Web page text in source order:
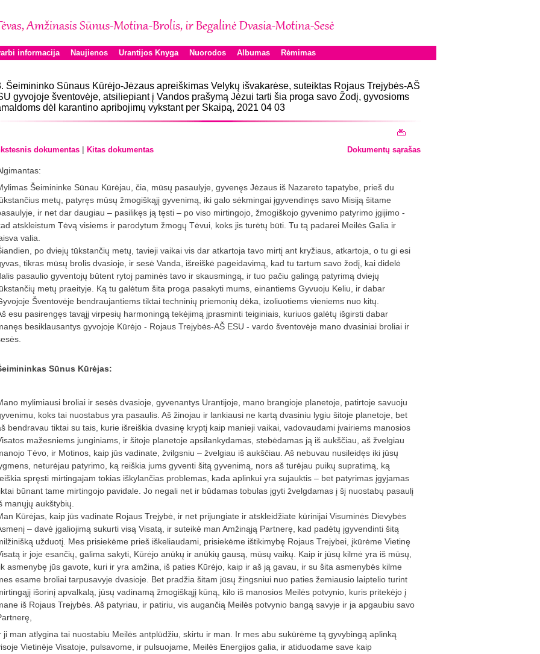
informacija Naujienos Urantijos Knyga Nuorodos Albumas Rėmimas
Šeimininko Sūnaus Kūrėjo-Jėzaus apreiškimas Velykų išvakarėse, suteiktas Rojaus Trejybės-AŠ
gyvojoje šventovėje, atsiliepiant į Vandos prašymą Jėzui tarti šia proga savo Žodį, gyvosioms
dėl karantino apribojimų vykstant per Skaipą, 2021 04 03
dokumentas | Kitas dokumentas Dokumentų sąrašas
Šeimininke Sūnau Kūrėjau, čia, mūsų pasaulyje, gyvenęs Jėzaus iš Nazareto tapatybe, prieš du
metų, patyręs mūsų žmogiškąjį gyvenimą, iki galo sėkmingai įgyvendinęs savo Misiją šitame
ir net dar daugiau – pasilikęs ją tęsti – po viso mirtingojo, žmogiškojo gyvenimo patyrimo įgijimo -
atskleistum Tėvą visiems ir parodytum žmogų Tėvui, koks jis turėtų būti. Tu tą padarei Meilės Galia ir
valia.
po dviejų tūkstančių metų, tavieji vaikai vis dar atkartoja tavo mirtį ant kryžiaus, atkartoja, o tu gi esi
tikras mūsų brolis dvasioje, ir sesė Vanda, išreiškė pageidavimą, kad tu tartum savo žodį, kai didelė
pasaulio gyventojų būtent rytoj paminės tavo ir skausmingą, ir tuo pačiu galingą patyrimą dviejų
metų praeityje. Ką tu galėtum šita proga pasakyti mums, einantiems Gyvuoju Keliu, ir dabar
Šventovėje bendraujantiems tiktai techninių priemonių dėka, izoliuotiems vieniems nuo kitų.
esu pasirengęs tavąjį virpesių harmoningą tekėjimą įprasminti teiginiais, kuriuos galėtų išgirsti dabar
besiklausantys gyvojoje Kūrėjo - Rojaus Trejybės-AŠ ESU - vardo šventovėje mano dvasiniai broliai ir
Sūnus Kūrėjas:
mylimiausi broliai ir sesės dvasioje, gyvenantys Urantijoje, mano brangioje planetoje, patirtoje savuoju
koks tai nuostabus yra pasaulis. Aš žinojau ir lankiausi ne kartą dvasiniu lygiu šitoje planetoje, bet
bendravau tiktai su tais, kurie išreiškia dvasinę kryptį kaip manieji vaikai, vadovaudami įvairiems manosios
mažesniems junginiams, ir šitoje planetoje apsilankydamas, stebėdamas ją iš aukščiau, aš žvelgiau
Tėvo, ir Motinos, kaip jūs vadinate, žvilgsniu – žvelgiau iš aukščiau. Aš nebuvau nusileidęs iki jūsų
neturėjau patyrimo, ką reiškia jums gyventi šitą gyvenimą, nors aš turėjau puikų supratimą, ką
spręsti mirtingajam tokias iškylančias problemas, kada aplinkui yra sujauktis – bet patyrimas įgyjamas
būnant tame mirtingojo pavidale. Jo negali net ir būdamas tobulas įgyti žvelgdamas į šį nuostabų pasaulį
manųjų aukštybių.
Kūrėjas, kaip jūs vadinate Rojaus Trejybė, ir net prijungiate ir atskleidžiate kūrinijai Visuminės Dievybės
– davė įgaliojimą sukurti visą Visatą, ir suteikė man Amžinąją Partnerę, kad padėtų įgyvendinti šitą
užduotį. Mes prisiekėme prieš iškeliaudami, prisiekėme ištikimybę Rojaus Trejybei, įkūrėme Vietinę
ir joje esančių, galima sakyti, Kūrėjo anūkų ir anūkių gausą, mūsų vaikų. Kaip ir jūsų kilmė yra iš mūsų,
asmenybę jūs gavote, kuri ir yra amžina, iš paties Kūrėjo, kaip ir aš ją gavau, ir su šita asmenybės kilme
esame broliai tarpusavyje dvasioje. Bet pradžia šitam jūsų žingsniui nuo paties žemiausio laiptelio turint
išorinį apvalkalą, jūsų vadinamą žmogiškąjį kūną, kilo iš manosios Meilės potvynio, kuris pritekėjo į
iš Rojaus Trejybės. Aš patyriau, ir patiriu, vis augančią Meilės potvynio bangą savyje ir ja apgaubiu savo
ji man atlygina tai nuostabiu Meilės antplūdžiu, skirtu ir man. Ir mes abu sukūrėme tą gyvybingą aplinką
Vietinėje Visatoje, pulsavome, ir pulsuojame, Meilės Energijos galia, ir atiduodame save kaip